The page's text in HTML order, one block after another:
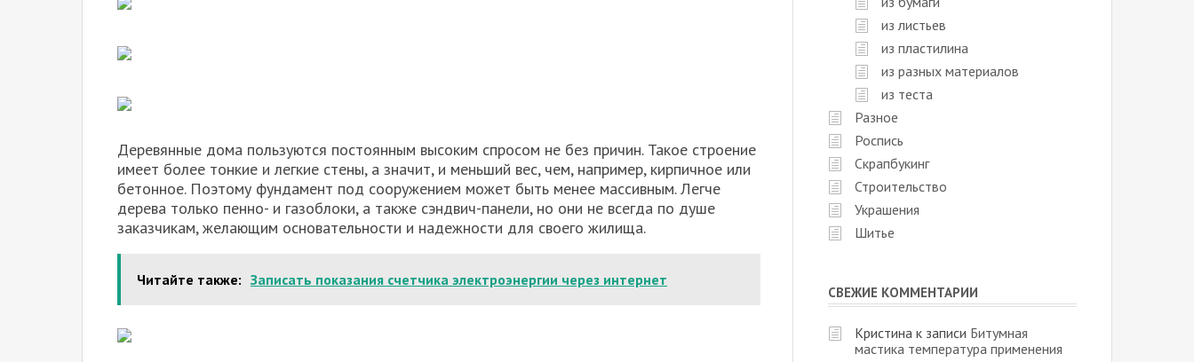
Деревянные дома пользуются постоянным высоким спросом не без причин. Такое строение
имеет более тонкие и легкие стены, а значит, и меньший вес, чем, например, кирпичное или
бетонное. Поэтому фундамент под сооружением может быть менее массивным. Легче
дерева только пенно- и газоблоки, а также сэндвич-панели, но они не всегда по душе
заказчикам, желающим основательности и надежности для своего жилища.
Читайте также: Записать показания счетчика электроэнергии через интернет
из листьев
из пластилина
из разных материалов
из теста
Разное
Роспись
Скрапбукинг
Строительство
Украшения
Шитье
СВЕЖИЕ КОММЕНТАРИИ
Кристина к записи Битумная
мастика температура применения